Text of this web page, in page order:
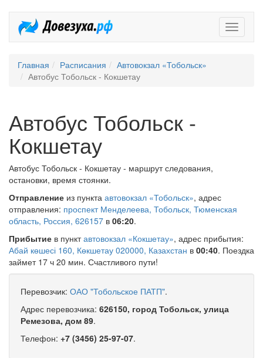
Главная Расписания
Автовокзал «Тобольск»
Автобус Тобольск - Кокшетау
Автобус Тобольск -
Кокшетау
Автобус Тобольск - Кокшетау - маршрут следования,
остановки, время стоянки.
Отправление из пункта автовокзал «Тобольск», адрес
отправления: проспект Менделеева, Тобольск, Тюменская
область, Россия, 626157 в 06:20.
Прибытие в пунктавтовокзал «Кокшетау», адрес прибытия:
Абай көшесі 160, Көкшетау 020000, Казахстан в 00:40. Поездка
займет 17 ч 20 мин. Счастливого пути!
Перевозчик: ОАО "Тобольское ПАТП".
Адрес перевозчика: 626150, город Тобольск, улица
Ремезова, дом 89.
Телефон: +7 (3456) 25-97-07.